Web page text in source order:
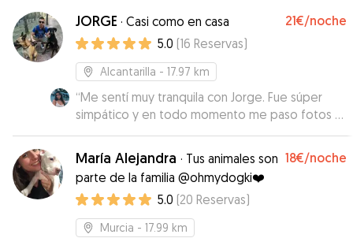
JORGE · Casi como en casa 21€/noche
5.0 (16 Reservas)
Alcantarilla - 17.97 km
“Me sentí muy tranquila con Jorge. Fue súper
simpático y en todo momento me paso fotos y
vídeos de mi perrita, donde se la veía súper
feliz. Era muy cariñoso con ella!!
María Alejandra · Tus animales son
parte de la familia @ohmydogki❤️
18€/noche
5.0 (20 Reservas)
Murcia - 17.99 km